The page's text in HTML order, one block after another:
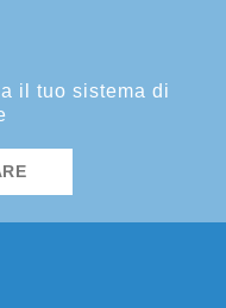
il tuo sistema di